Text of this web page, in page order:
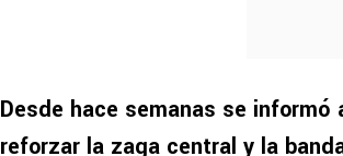
Desde hace semanas se
reforzar la zaga central y la